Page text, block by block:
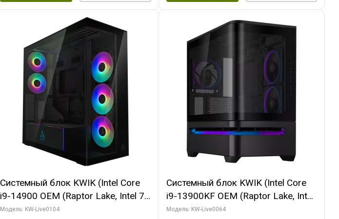
Системный блок KWIK (Intel Core
i9-14900 OEM (Raptor Lake, Intel 7,
C24 16EC/8PC// 64 ГБ ОЗУ (2
Модель: KW-Live0104
Системный блок KWIK (Intel Core
i9-13900KF OEM (Raptor Lake, Intel
7, C24 16EC/8P/ 64 ГБ ОЗУ (2
Модель: KW-Live0064